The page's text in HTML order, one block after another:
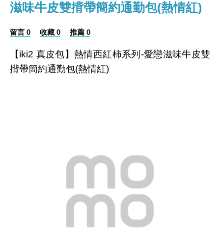
滋味牛皮雙揹帶簡約通勤包(熱情紅)
留言 0 收藏 0 推薦 0
【iki2 真皮包】熱情西紅柿系列-愛戀滋味牛皮雙
揹帶簡約通勤包(熱情紅)